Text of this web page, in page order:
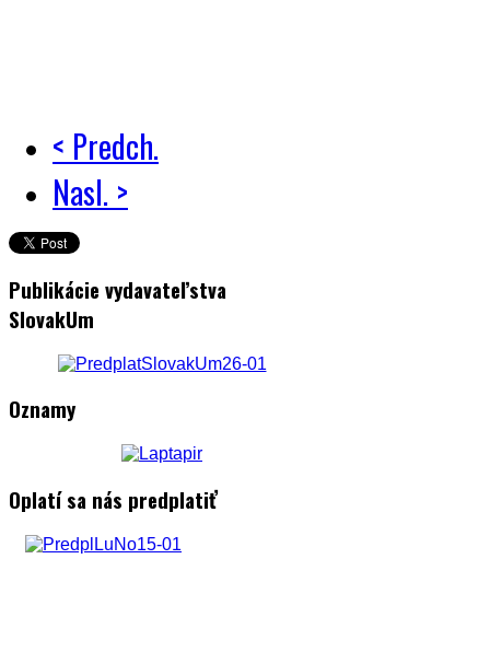
< Predch.
Nasl. >
Publikácie vydavateľstva
SlovakUm
Oznamy
Oplatí sa nás predplatiť